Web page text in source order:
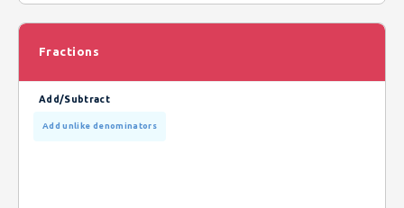
Fractions
Add/Subtract
Add unlike denominators